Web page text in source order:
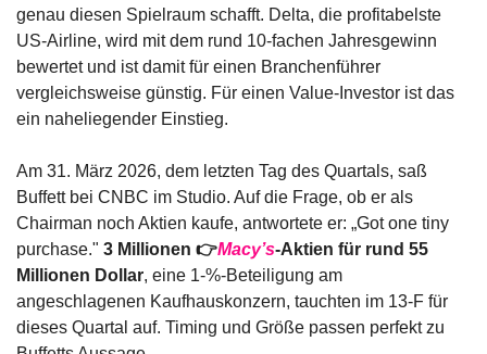
genau diesen Spielraum schafft. Delta, die profitabelste
US-Airline, wird mit dem rund 10-fachen Jahresgewinn
bewertet und ist damit für einen Branchenführer
vergleichsweise günstig. Für einen Value-Investor ist das
ein naheliegender Einstieg.
Am 31. März 2026, dem letzten Tag des Quartals, saß
Buffett bei CNBC im Studio. Auf die Frage, ob er als
Chairman noch Aktien kaufe, antwortete er: „Got one tiny
purchase." 3 Millionen 👉Macy’s-Aktien für rund 55
Millionen Dollar, eine 1-%-Beteiligung am
angeschlagenen Kaufhauskonzern, tauchten im 13-F für
dieses Quartal auf. Timing und Größe passen perfekt zu